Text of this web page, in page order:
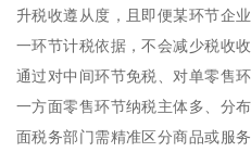
升税收遵从度，且即便某环节企
一环节计税依据，不会减少税收
通过对中间环节免税、对单零售
一方面零售环节纳税主体多、分
面税务部门需精准区分商品或服